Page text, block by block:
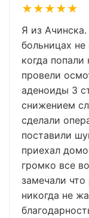
★★★★★
Я из
больницах не
когда
провели
аденоиды 3
снижением
сделали
поставили
приехал
громко все
замечали
никогда не